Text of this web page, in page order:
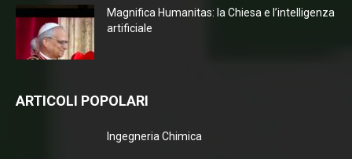
Magnifica Humanitas: la Chiesa e l’intelligenza
artificiale
ARTICOLI POPOLARI
Ingegneria Chimica